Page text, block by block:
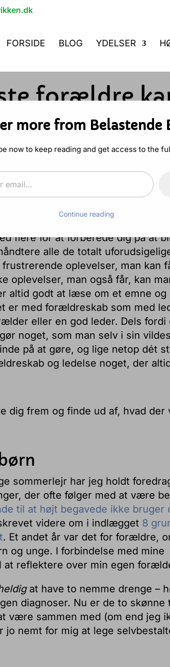
FORSIDE BLOG YDELSER
forældre
gøre for dit barn
– læst bøger af børne-
flere for at forberede dig på at
alle de totalt
oplevelser, man kan
oplevelser, man også får, kan
altid godt at læse om et emne og
er med forældreskab som med
eller en god leder. Dels
noget, som man selv i sin
på at gøre, og lige netop dét
og ledelse noget, der
dig frem og finde ud af, hvad der
sommerlejr har jeg holdt
der ofte følger med at være
til at højt begavede ikke bruger
videre om i indlægget 8
. Et andet år var det for forældre,
og unge. I forbindelse med mine
reflektere over min egen
at have to nemme drenge –
diagnoser. Nu er de to skønne
være sammen med (om end jeg
jo nemt for mig at lege
more from Belastende
now to keep reading and get access to the
Continue reading